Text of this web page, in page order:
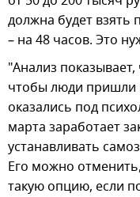
должна будет взять
– на 48 часов. Это
"Анализ
чтобы люди пришли
оказались под
марта заработает
устанавливать
Его можно
такую опцию, если